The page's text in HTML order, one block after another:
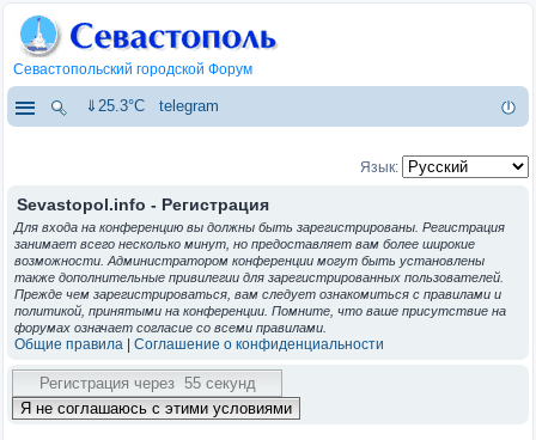
Севастопольский городской Форум
⇓25.3°C telegram
Язык:
Sevastopol.info - Регистрация
Для входа на конференцию вы должны быть зарегистрированы. Регистрация
занимает всего несколько минут, но предоставляет вам более широкие
возможности. Администратором конференции могут быть установлены
также дополнительные привилегии для зарегистрированных пользователей.
Прежде чем зарегистрироваться, вам следует ознакомиться с правилами и
политикой, принятыми на конференции. Помните, что ваше присутствие на
форумах означает согласие со всеми правилами.
Общие правила Соглашение о конфиденциальности